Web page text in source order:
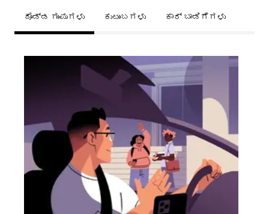
ದೊಡ್ಡ ಗುಂಪುಗಳು ಕುಟುಂಬಗಳು ಕಾರ್ ಬಾಡಿಗೆಗಳು